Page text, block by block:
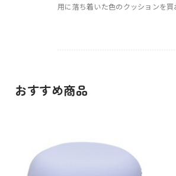
用に落ち着いた色のクッションを買
おすすめ商品